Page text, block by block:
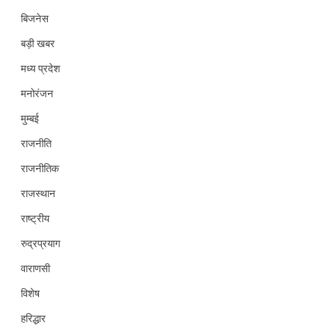
बिजनेस
बड़ी खबर
मध्य प्रदेश
मनोरंजन
मुम्बई
राजनीति
राजनीतिक
राजस्थान
राष्ट्रीय
रुद्रप्रयाग
वाराणसी
विशेष
हरिद्धार